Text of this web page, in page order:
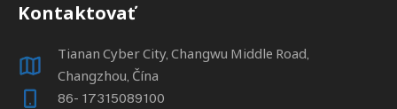
Kontaktovať
Tianan Cyber ​​City, Changwu Middle Road,
Changzhou, Čína
86- 17315089100